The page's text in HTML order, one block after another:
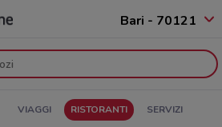
Bari - 70121
VIAGGI RISTORANTI SERVIZI